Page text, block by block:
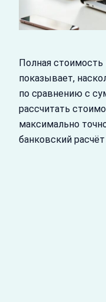
Полная стоимость
показывает,
по сравнению с
рассчитать
максимально
банковский